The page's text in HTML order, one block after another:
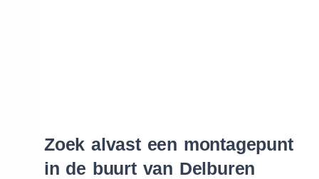
Zoek alvast een montagepunt
in de buurt van Delburen